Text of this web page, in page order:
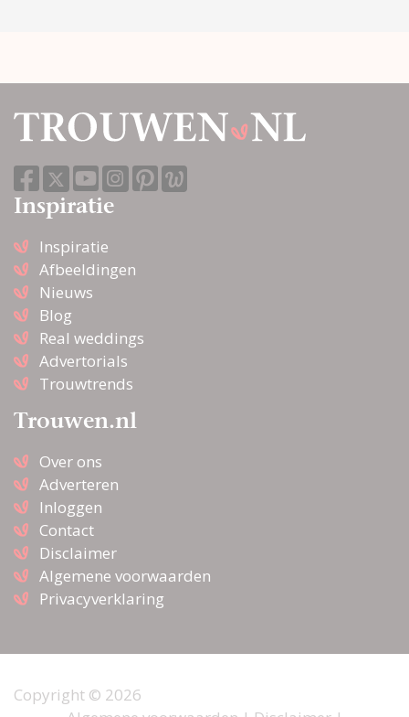
Inspiratie
Inspiratie
Afbeeldingen
Nieuws
Blog
Real weddings
Advertorials
Trouwtrends
Trouwen.nl
Over ons
Adverteren
Inloggen
Contact
Disclaimer
Algemene voorwaarden
Privacyverklaring
Copyright © 2026